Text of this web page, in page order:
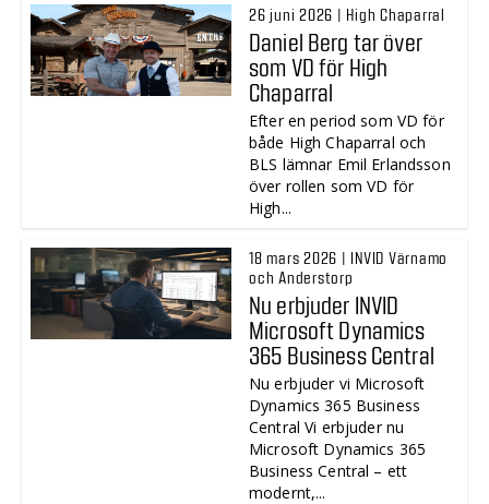
26 juni 2026 | High Chaparral
Daniel Berg tar över
som VD för High
Chaparral
Efter en period som VD för
både High Chaparral och
BLS lämnar Emil Erlandsson
över rollen som VD för
High...
18 mars 2026 | INVID Värnamo
och Anderstorp
Nu erbjuder INVID
Microsoft Dynamics
365 Business Central
Nu erbjuder vi Microsoft
Dynamics 365 Business
Central Vi erbjuder nu
Microsoft Dynamics 365
Business Central – ett
modernt,...